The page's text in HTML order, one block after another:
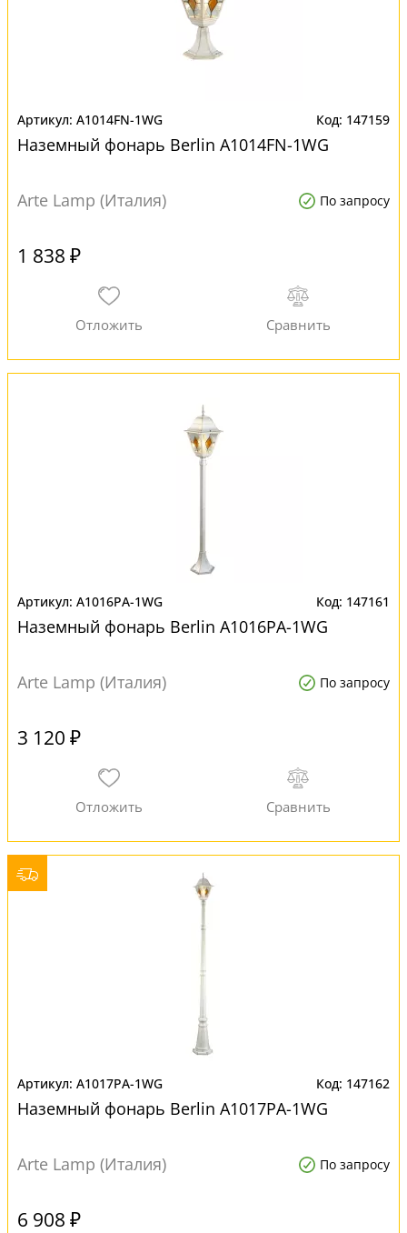
A1014FN-1WG 147159
Наземный фонарь Berlin A1014FN-1WG
Arte Lamp (Италия) По запросу
1 838 ₽
A1016PA-1WG 147161
Наземный фонарь Berlin A1016PA-1WG
Arte Lamp (Италия) По запросу
3 120 ₽
A1017PA-1WG 147162
Наземный фонарь Berlin A1017PA-1WG
Arte Lamp (Италия) По запросу
6 908 ₽